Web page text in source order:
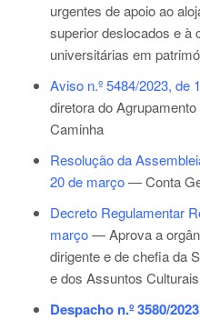
urgentes de apoio ao
superior deslocados e à
universitárias em
Aviso n.º 5484/2023, de
diretora do
Caminha
Resolução da
20 de março— Conta
Decreto Regulamentar
março— Aprova a
dirigente e de chefia da
e dos Assuntos Culturais
Despacho n.º 3580/